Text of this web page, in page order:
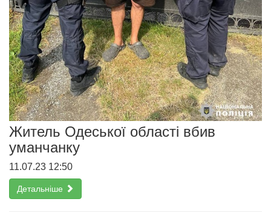
Житель Одеської області вбив
уманчанку
11.07.23 12:50
Детальніше